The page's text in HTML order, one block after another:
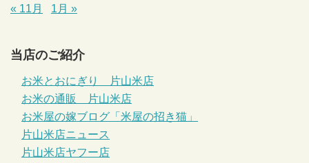
« 11月
1月 »
当店のご紹介
お米とおにぎり 片山米店
お米の通販 片山米店
お米屋の嫁ブログ「米屋の招き猫」
片山米店ニュース
片山米店ヤフー店